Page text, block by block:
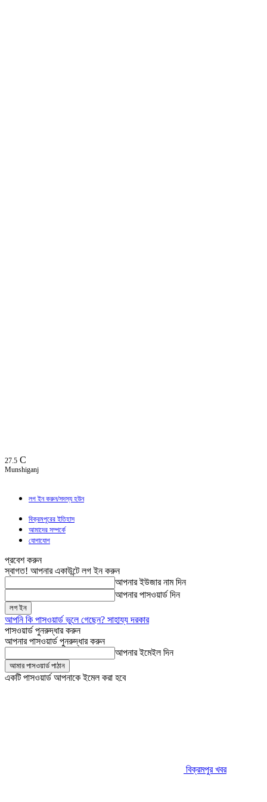
27.5 C
Munshiganj
লগ ইন করুন/সদস্য হউন
বিক্রমপুরের ইতিহাস
আমাদের সম্পর্কে
যোগাযোগ
প্রবেশ করুন
স্বাগত! আপনার একাউন্টে লগ ইন করুন
আপনার ইউজার নাম দিন
আপনার পাসওয়ার্ড দিন
আপনি কি পাসওয়ার্ড ভুলে গেছেন? সাহায্য দরকার
পাসওয়ার্ড পুনরুদ্ধার করুন
আপনার পাসওয়ার্ড পুনরুদ্ধার করুন
আপনার ইমেইল দিন
একটি পাসওয়ার্ড আপনাকে ইমেল করা হবে
বিক্রমপুর খবর